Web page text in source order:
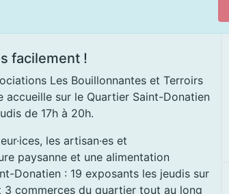
facilement !
Les Bouillonnantes et Terroirs
accueille sur le Quartier Saint-Donatien
de 17h à 20h.
les artisan·es et
paysanne et une alimentation
Donatien : 19 exposants les jeudis sur
commerces du quartier tout au long